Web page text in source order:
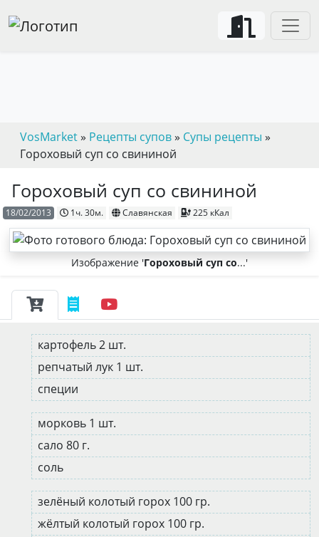
VosMarket» Рецепты супов» Супы рецепты »
Гороховый суп со свининой
Гороховый суп со свининой
18/02/2013 1ч. 30м. Славянская 225 кКал
Изображение 'Гороховый суп со...'
картофель 2 шт.
репчатый лук 1 шт.
специи
морковь 1 шт.
сало 80 г.
соль
зелёный колотый горох 100 гр.
жёлтый колотый горох 100 гр.